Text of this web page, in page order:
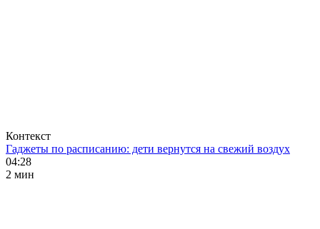
Контекст
Гаджеты по расписанию: дети вернутся на свежий воздух
04:28
2 мин